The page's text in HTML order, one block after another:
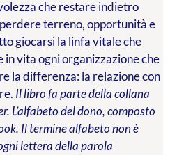
che restare indietro
terreno, opportunità e
giocarsi la linfa vitale che
in vita ogni organizzazione che
la differenza: la relazione con
Il libro fa parte della collana
L’alfabeto del dono, composto
Il termine alfabeto non è
lettera della parola